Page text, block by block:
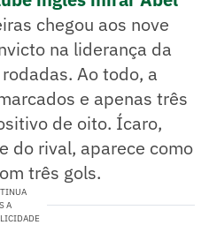
chegou aos nove
na liderança da
Ao todo, a
e apenas três
de oito. Ícaro,
do rival, aparece como
três gols.
A